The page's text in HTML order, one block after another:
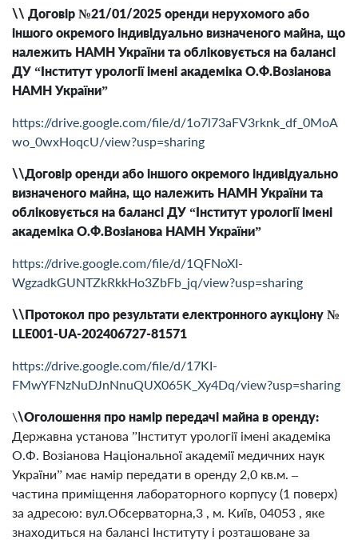
\\ Договір №21/01/2025 оренди нерухомого або
іншого окремого індивідуально визначеного майна, що
належить НАМН України та обліковується на балансі
ДУ “Інститут урології імені академіка О.Ф.Возіанова
НАМН України”
https://drive.google.com/file/d/1o7l73aFV3rknk_df_0MoA
wo_0wxHoqcU/view?usp=sharing
\\Договір оренди або іншого окремого індивідуально
визначеного майна, що належить НАМН України та
обліковується на балансі ДУ “Інститут урології імені
академіка О.Ф.Возіанова НАМН України”
https://drive.google.com/file/d/1QFNoXI-
WgzadkGUNTZkRkkHo3ZbFb_jq/view?usp=sharing
\\Протокол про результати електронного аукціону №
LLE001-UA-202406727-81571
https://drive.google.com/file/d/17KI-
FMwYFNzNuDJnNnuQUX065K_Xy4Dq/view?usp=sharing
\\Оголошення про намір передачі майна в оренду:
Державна установа ”Інститут урології імені академіка
О.Ф. Возіанова Національної академії медичних наук
України” має намір передати в оренду 2,0 кв.м. –
частина приміщення лабораторного корпусу (1 поверх)
за адресою: вул.Обсерваторна,3 , м. Київ, 04053 , яке
знаходиться на балансі Інституту і розташоване за